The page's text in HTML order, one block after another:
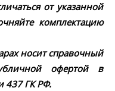
от указанной
комплектацию
носит справочный
офертой в
437 ГК РФ.